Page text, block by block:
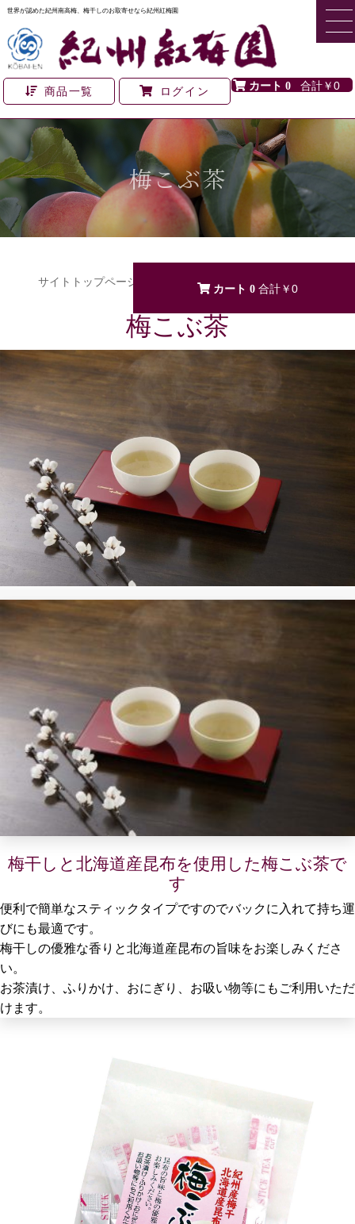
世界が認めた紀州南高梅、梅干しのお取寄せなら紀州紅梅園
商品一覧 ログイン 0 ￥0
梅こぶ茶
サイトトップページ 全商品 梅こぶ茶
0 ￥0
梅こぶ茶
梅干しと北海道産昆布を使用した梅こぶ茶で
す
便利で簡単なスティックタイプですのでバックに入れて持ち運
びにも最適です。
梅干しの優雅な香りと北海道産昆布の旨味をお楽しみくださ
い。
お茶漬け、ふりかけ、おにぎり、お吸い物等にもご利用いただ
けます。